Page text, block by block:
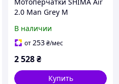
2.0 Man Grey M
В наличии
от253₴/мес
2 528₴
Купить